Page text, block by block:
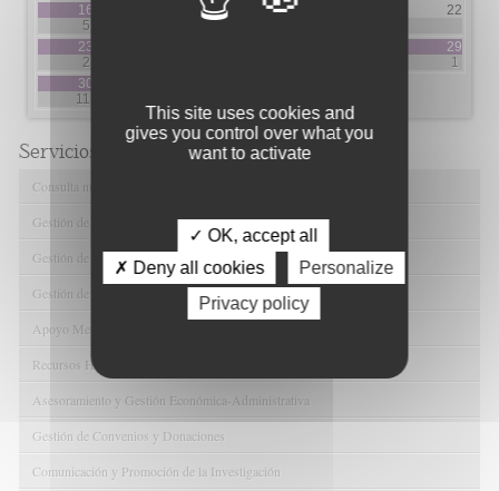
16
5
18
1
19
22
23
2
29
1
30
11
Servicios de FIBAO
Consulta nuestras Ofertas Tecnológicas
Gestión de Ensayos Clínicos y Estudios Observacionales
Gestión de la Innovación y la Transferencia Tecnológica
Gestión de Ayudas y Oportunidad de Financiación
Apoyo Metodológico y/o Estadístico
Recursos Humanos
Asesoramiento y Gestión Económica-Administrativa
Gestión de Convenios y Donaciones
Comunicación y Promoción de la Investigación
This site uses cookies and
gives you control over what you
want to activate
✓ OK, accept all
✗ Deny all cookies
Personalize
Privacy policy